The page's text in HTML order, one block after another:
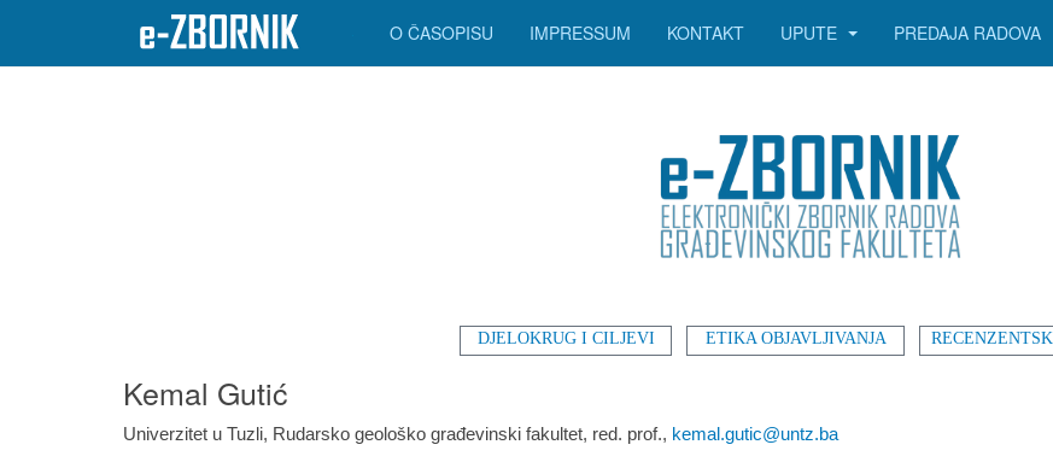
DJELOKRUG I CILJEVI ETIKA OBJAVLJIVANJA
O ČASOPISU IMPRESSUM KONTAKT UPUTE PREDAJA RADOVA
Kemal Gutić
Univerzitet u Tuzli, Rudarsko geološko građevinski fakultet, red. prof., kemal.gutic@untz.ba